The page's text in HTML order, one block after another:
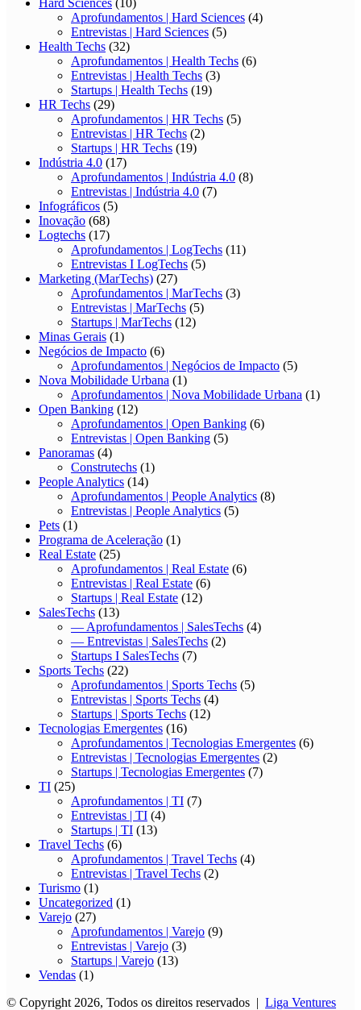
Aprofundamentos | Hard Sciences (4)
Entrevistas | Hard Sciences (5)
Health Techs (32)
Aprofundamentos | Health Techs (6)
Entrevistas | Health Techs (3)
Startups | Health Techs (19)
HR Techs (29)
Aprofundamentos | HR Techs (5)
Entrevistas | HR Techs (2)
Startups | HR Techs (19)
Indústria 4.0 (17)
Aprofundamentos | Indústria 4.0 (8)
Entrevistas | Indústria 4.0 (7)
Infográficos (5)
Inovação (68)
Logtechs (17)
Aprofundamentos | LogTechs (11)
Entrevistas I LogTechs (5)
Marketing (MarTechs) (27)
Aprofundamentos | MarTechs (3)
Entrevistas | MarTechs (5)
Startups | MarTechs (12)
Minas Gerais (1)
Negócios de Impacto (6)
Aprofundamentos | Negócios de Impacto (5)
Nova Mobilidade Urbana (1)
Aprofundamentos | Nova Mobilidade Urbana (1)
Open Banking (12)
Aprofundamentos | Open Banking (6)
Entrevistas | Open Banking (5)
Panoramas (4)
Construtechs (1)
People Analytics (14)
Aprofundamentos | People Analytics (8)
Entrevistas | People Analytics (5)
Pets (1)
Programa de Aceleração (1)
Real Estate (25)
Aprofundamentos | Real Estate (6)
Entrevistas | Real Estate (6)
Startups | Real Estate (12)
SalesTechs (13)
— Aprofundamentos | SalesTechs (4)
— Entrevistas | SalesTechs (2)
Startups I SalesTechs (7)
Sports Techs (22)
Aprofundamentos | Sports Techs (5)
Entrevistas | Sports Techs (4)
Startups | Sports Techs (12)
Tecnologias Emergentes (16)
Aprofundamentos | Tecnologias Emergentes (6)
Entrevistas | Tecnologias Emergentes (2)
Startups | Tecnologias Emergentes (7)
TI (25)
Aprofundamentos | TI (7)
Entrevistas | TI (4)
Startups | TI (13)
Travel Techs (6)
Aprofundamentos | Travel Techs (4)
Entrevistas | Travel Techs (2)
Turismo (1)
Uncategorized (1)
Varejo (27)
Aprofundamentos | Varejo (9)
Entrevistas | Varejo (3)
Startups | Varejo (13)
Vendas (1)
© Copyright 2026, Todos os direitos reservados | Liga Ventures